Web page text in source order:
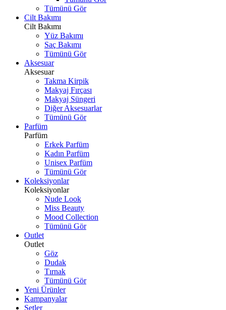
Tümünü Gör
Cilt Bakımı
Cilt Bakımı
Yüz Bakımı
Saç Bakımı
Tümünü Gör
Aksesuar
Aksesuar
Takma Kirpik
Makyaj Fırçası
Makyaj Süngeri
Diğer Aksesuarlar
Tümünü Gör
Parfüm
Parfüm
Erkek Parfüm
Kadın Parfüm
Unisex Parfüm
Tümünü Gör
Koleksiyonlar
Koleksiyonlar
Nude Look
Miss Beauty
Mood Collection
Tümünü Gör
Outlet
Outlet
Göz
Dudak
Tırnak
Tümünü Gör
Yeni Ürünler
Kampanyalar
Setler